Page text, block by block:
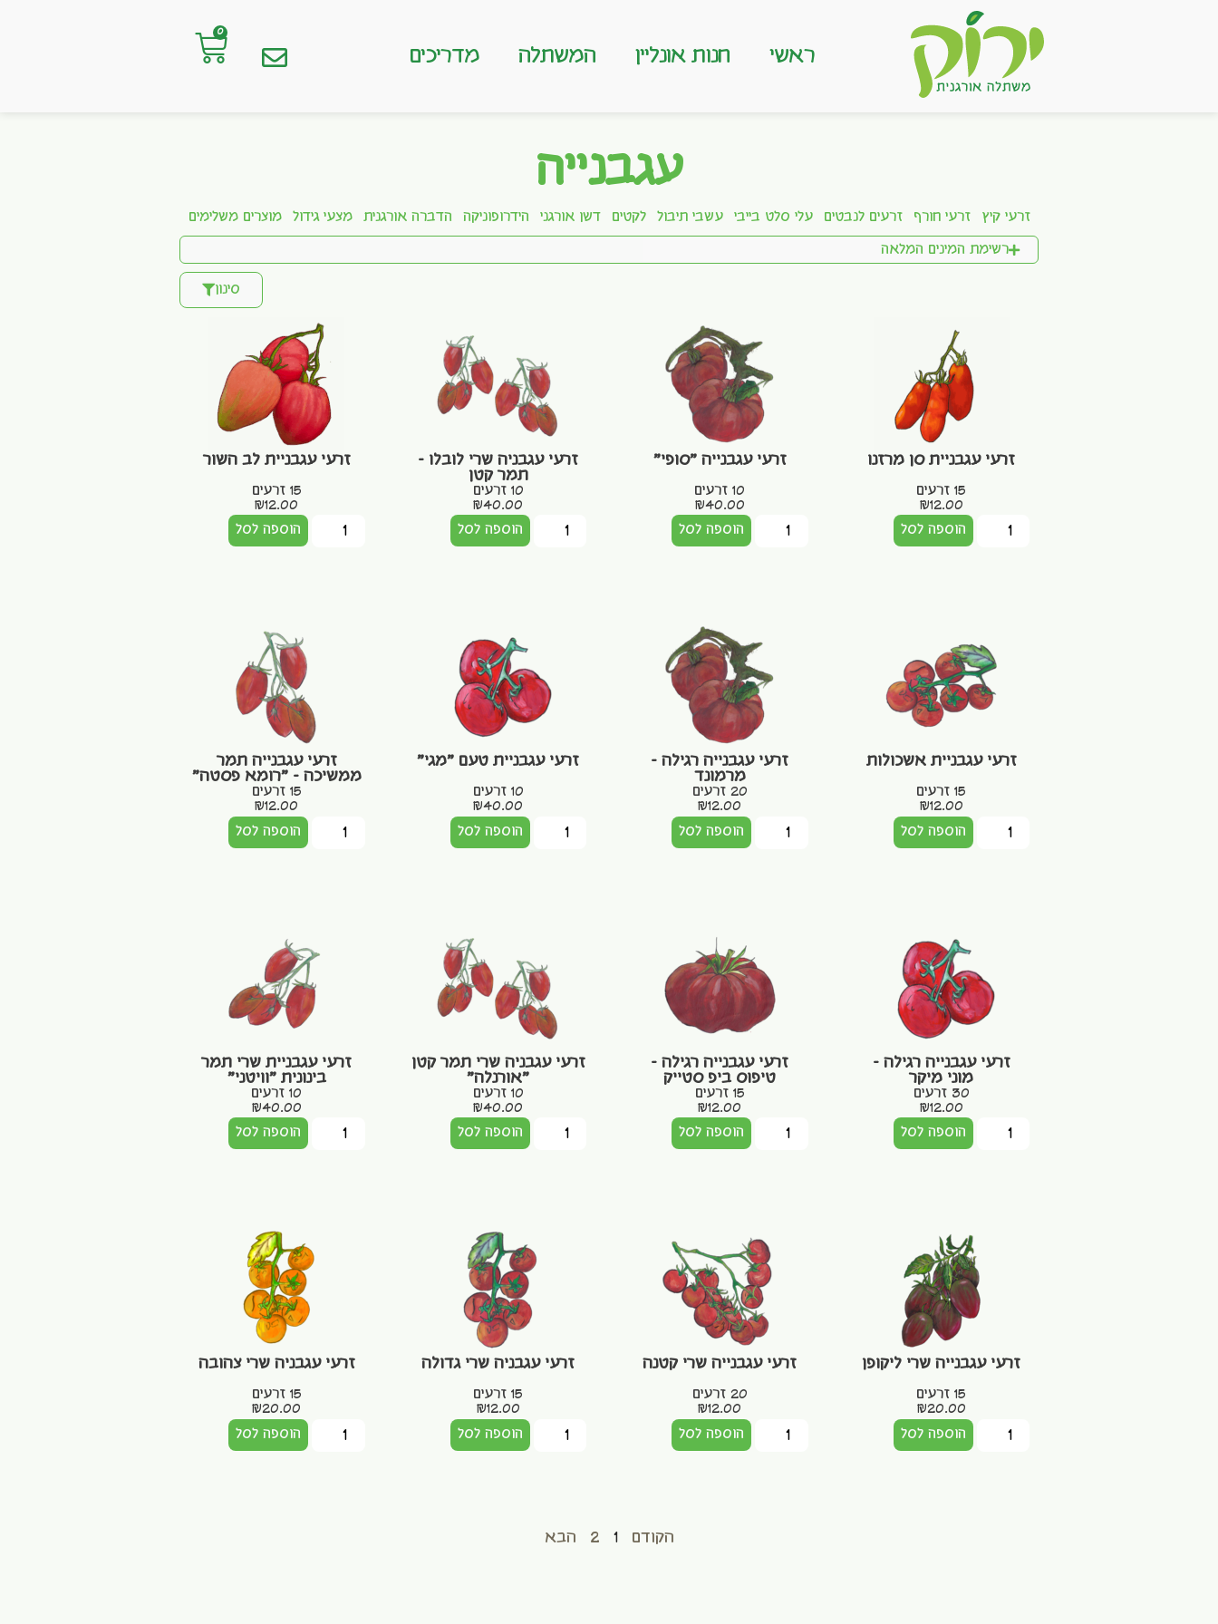
ראשי חנות אונליין המשתלה מדריכים
0
עגבנייה
זרעי קיץ זרעי חורף זרעים לנבטים עלי סלט בייבי עשבי תיבול לקטים דשן אורגני הידרופוניקה הדברה אורגנית מצעי גידול מוצרים משלימים
רשימת המינים המלאה
סינון
זרעי עגבניית סן מרזנו
15 זרעים
₪12.00
הוספה לסל
זרעי עגבנייה "סופי"
10 זרעים
₪40.00
הוספה לסל
זרעי עגבניה שרי לובלו –
תמר קטן
10 זרעים
₪40.00
הוספה לסל
זרעי עגבניית לב השור
15 זרעים
₪12.00
הוספה לסל
זרעי עגבניית אשכולות
15 זרעים
₪12.00
הוספה לסל
זרעי עגבנייה רגילה –
מרמונד
20 זרעים
₪12.00
הוספה לסל
זרעי עגבניית טעם "מגי"
10 זרעים
₪40.00
הוספה לסל
זרעי עגבנייה תמר
ממשיכה – "רומא פסטה"
15 זרעים
₪12.00
הוספה לסל
זרעי עגבנייה רגילה –
מוני מיקר
30 זרעים
₪12.00
הוספה לסל
זרעי עגבנייה רגילה –
טיפוס ביפ סטייק
15 זרעים
₪12.00
הוספה לסל
זרעי עגבניה שרי תמר קטן
"אורנלה"
10 זרעים
₪40.00
הוספה לסל
זרעי עגבניית שרי תמר
בינונית "וויטני"
10 זרעים
₪40.00
הוספה לסל
זרעי עגבנייה שרי ליקופן
15 זרעים
₪20.00
הוספה לסל
זרעי עגבנייה שרי קטנה
20 זרעים
₪12.00
הוספה לסל
זרעי עגבניה שרי גדולה
15 זרעים
₪12.00
הוספה לסל
זרעי עגבניה שרי צהובה
15 זרעים
₪20.00
הוספה לסל
הקודם 1
2 הבא